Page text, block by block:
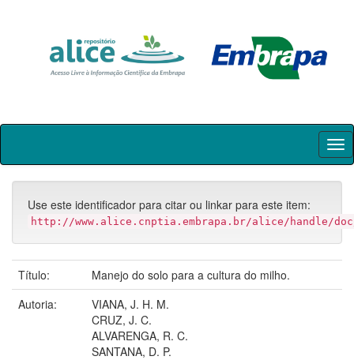
Skip
Use este identificador para citar ou linkar para este item:
http://www.alice.cnptia.embrapa.br/alice/handle/
Título:
Manejo do solo para a cultura do milho.
Autoria:
VIANA, J. H. M.
CRUZ, J. C.
ALVARENGA, R. C.
SANTANA, D. P.